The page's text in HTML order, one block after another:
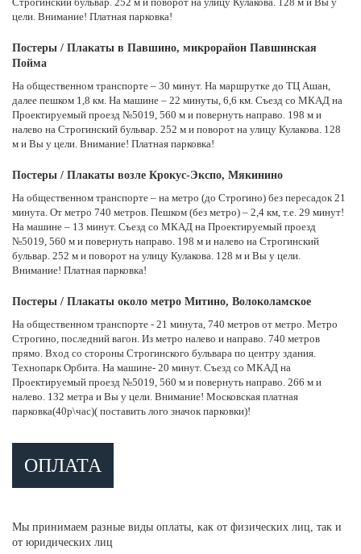
цели. Внимание! Платная парковка!
Постеры / Плакаты в Павшино, микрорайон Павшинская
Пойма
На общественном транспорте – 30 минут. На маршрутке до ТЦ Ашан,
далее пешком 1,8 км. На машине – 22 минуты, 6,6 км. Съезд со МКАД на
Проектируемый проезд №5019, 560 м и повернуть направо. 198 м и
налево на Строгинский бульвар. 252 м и поворот на улицу Кулакова. 128
м и Вы у цели. Внимание! Платная парковка!
Постеры / Плакаты возле Крокус-Экспо, Мякинино
На общественном транспорте – на метро (до Строгино) без пересадок 21
минута. От метро 740 метров. Пешком (без метро) – 2,4 км, т.е. 29 минут!
На машине – 13 минут. Съезд со МКАД на Проектируемый проезд
№5019, 560 м и повернуть направо. 198 м и налево на Строгинский
бульвар. 252 м и поворот на улицу Кулакова. 128 м и Вы у цели.
Внимание! Платная парковка!
Постеры / Плакаты около метро Митино, Волоколамское
На общественном транспорте - 21 минута, 740 метров от метро. Метро
Строгино, последний вагон. Из метро налево и направо. 740 метров
прямо. Вход со стороны Строгинского бульвара по центру здания.
Технопарк Орбита. На машине- 20 минут. Съезд со МКАД на
Проектируемый проезд №5019, 560 м и повернуть направо. 266 м и
налево. 132 метра и Вы у цели. Внимание! Московская платная
парковка(40р\час)( поставить лого значок парковки)!
ОПЛАТА
Мы принимаем разные виды оплаты, как от физических лиц, так и
от юридических лиц